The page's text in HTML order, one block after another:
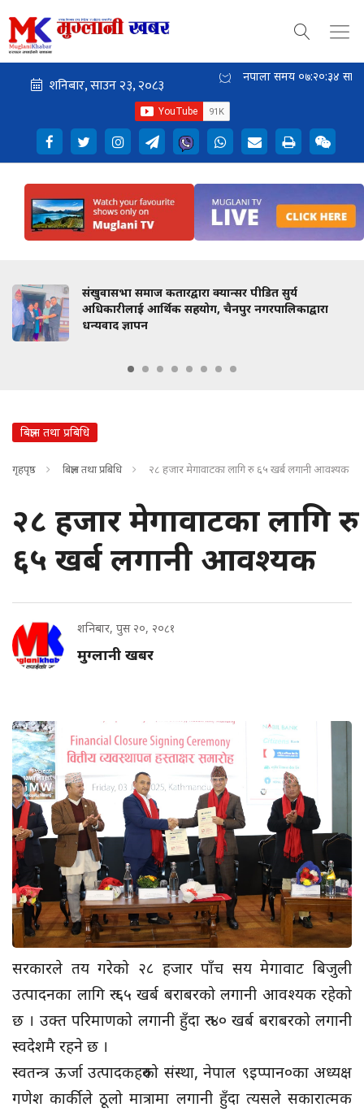
नेपाली समय ०७:२०:३५ साँझ
संखुवासभा समाज कतारद्वारा क्यान्सर पीडित सुर्य
अधिकारीलाई आर्थिक सहयोग, चैनपुर नगरपालिकाद्वारा
धन्यवाद ज्ञापन
बिज्ञान तथा प्रबिधि
गृहपृष्ठ बिज्ञान तथा प्रबिधि २८ हजार मेगावाटका लागि रु ६५ खर्ब लगानी आवश्यक
२८ हजार मेगावाटका लागि रु
६५ खर्ब लगानी आवश्यक
शनिबार, पुस २०, २०८१
मुग्लानी खबर
सरकारले तय गरेको २८ हजार पाँच सय मेगावाट बिजुली
उत्पादनका लागि रु ६५ खर्ब बराबरको लगानी आवश्यक रहेको
छ । उक्त परिमाणको लगानी हुँदा रु ४० खर्ब बराबरको लगानी
स्वदेशमै रहने छ ।
स्वतन्त्र ऊर्जा उत्पादकहरुको संस्था, नेपाल ९इप्पान०का अध्यक्ष
गणेश कार्कीले ठूलो मात्रामा लगानी हुँदा त्यसले सकारात्मक